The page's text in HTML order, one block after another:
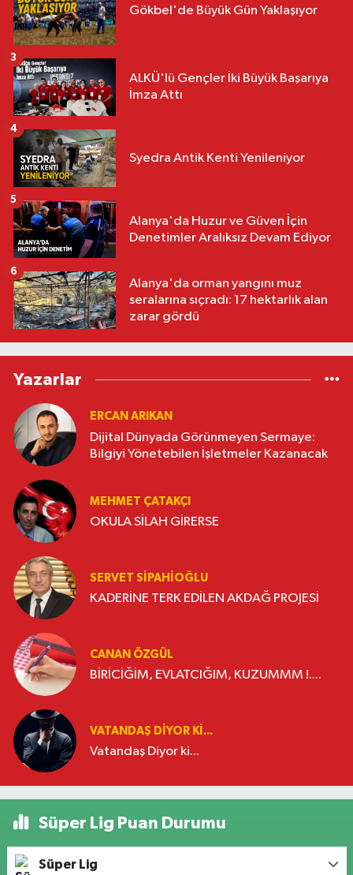
Gökbel'de Büyük Gün Yaklaşıyor
ALKÜ'lü Gençler İki Büyük Başarıya
İmza Attı
3
Syedra Antik Kenti Yenileniyor
4
Alanya'da Huzur ve Güven İçin
Denetimler Aralıksız Devam Ediyor
5
Alanya'da orman yangını muz
seralarına sıçradı: 17 hektarlık alan
zarar gördü
6
Yazarlar
ERCAN ARIKAN
Dijital Dünyada Görünmeyen Sermaye:
Bilgiyi Yönetebilen İşletmeler Kazanacak
MEHMET ÇATAKÇI
OKULA SİLAH GİRERSE
SERVET SİPAHİOĞLU
KADERİNE TERK EDİLEN AKDAĞ PROJESİ
CANAN ÖZGÜL
BİRİCİĞİM, EVLATCIĞIM, KUZUMMM !....
VATANDAŞ DIYOR KI...
Vatandaş Diyor ki...
Süper Lig Puan Durumu
Süper Lig